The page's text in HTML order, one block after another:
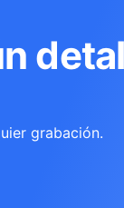
grabación.